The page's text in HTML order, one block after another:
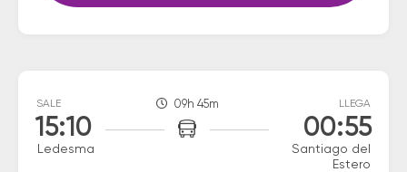
SALE
15:10
Ledesma
09h 45m LLEGA
00:55
Santiago del
Estero